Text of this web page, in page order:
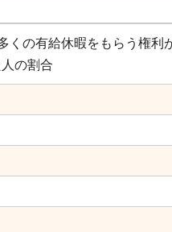
くの有給休暇をもらう権利
の割合